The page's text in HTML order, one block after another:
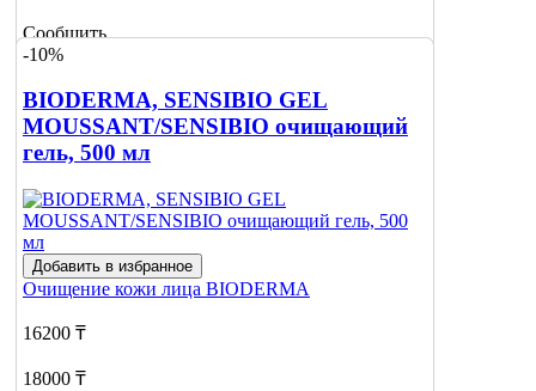
Сообщить
о наличии
-10%
BIODERMA, SENSIBIO GEL
MOUSSANT/SENSIBIO очищающий
гель, 500 мл
Добавить в избранное
Очищение кожи лица BIODERMA
16200 ₸
18000 ₸